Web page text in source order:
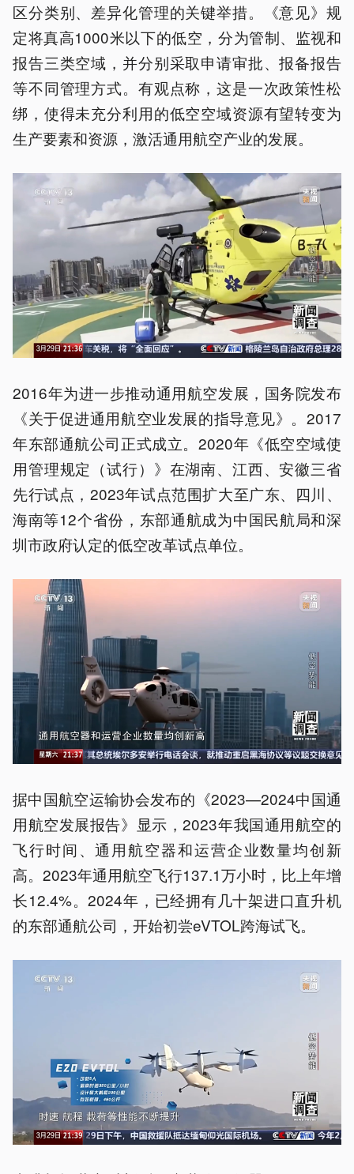
区分类别、差异化管理的关键举措。《意见》规
定将真高1000米以下的低空，分为管制、监视和
报告三类空域，并分别采取申请审批、报备报告
等不同管理方式。有观点称，这是一次政策性松
绑，使得未充分利用的低空空域资源有望转变为
生产要素和资源，激活通用航空产业的发展。
2016年为进一步推动通用航空发展，国务院发布
《关于促进通用航空业发展的指导意见》。2017
年东部通航公司正式成立。2020年《低空空域使
用管理规定（试行）》在湖南、江西、安徽三省
先行试点，2023年试点范围扩大至广东、四川、
海南等12个省份，东部通航成为中国民航局和深
圳市政府认定的低空改革试点单位。
据中国航空运输协会发布的《2023—2024中国通
用航空发展报告》显示，2023年我国通用航空的
飞行时间、通用航空器和运营企业数量均创新
高。2023年通用航空飞行137.1万小时，比上年增
长12.4%。2024年，已经拥有几十架进口直升机
的东部通航公司，开始初尝eVTOL跨海试飞。